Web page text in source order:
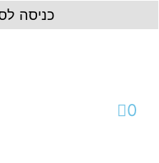
כניסה
0
עגלת